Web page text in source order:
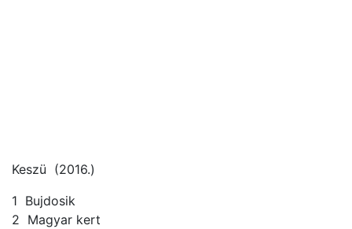
Keszü (2016.)
1 Bujdosik
2 Magyar kert